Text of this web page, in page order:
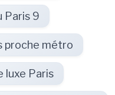
Paris 9
proche métro
luxe Paris